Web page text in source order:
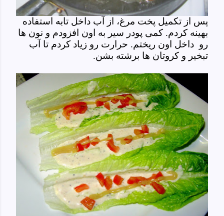
پس از تکمیل پخت مرغ، از آب داخل تابه استفاده
بهینه کردم. کمی پودر سیر به اون افزودم و نون ها
رو داخل اون ریختم. حرارت رو زیاد کردم تا آب
تبخیر و کروتان ها برشته بشن.